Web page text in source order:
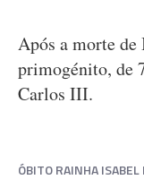
Após a morte
primogénito, de
Carlos III.
ÓBITO RAINHA ISABEL